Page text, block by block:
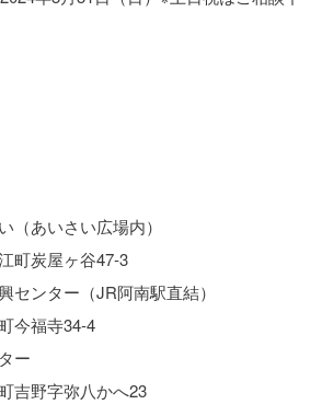
あいさい広場内）
町炭屋ヶ谷47-3
ンター（JR阿南駅直結）
今福寺34-4
ー
吉野字弥八かへ23